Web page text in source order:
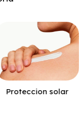
Proteccion solar